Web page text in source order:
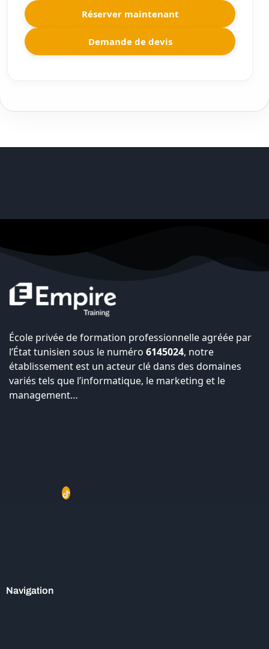
Réserver maintenant
Demande de devis
École privée de formation professionnelle agréée par
l’État tunisien sous le numéro 6145024, notre
établissement est un acteur clé dans des domaines
variés tels que l’informatique, le marketing et le
management…
Navigation